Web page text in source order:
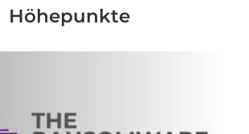
Höhepunkte